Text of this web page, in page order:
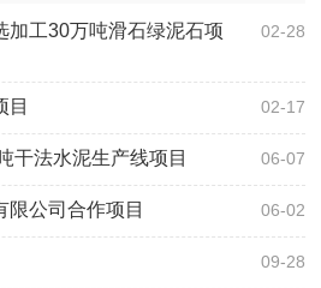
02-28
加工30万吨滑石绿泥石项
02-17
目
06-07
干法水泥生产线项目
06-02
限公司合作项目
09-28